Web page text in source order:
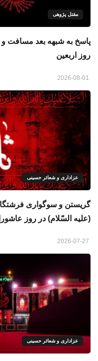
مقتل پژوهی
پاسخ به شبهه بعد مسافت و
روز اربعین
عزاداری و شعائر حسینی
گريستن و سوگواری
(علیه السّلام) در روز عاشورا
عزاداری و شعائر حسینی